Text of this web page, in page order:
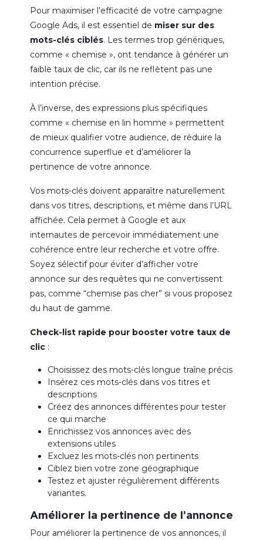
Pour maximiser l’efficacité de votre campagne
Google Ads, il est essentiel de miser sur des
mots-clés ciblés. Les termes trop génériques,
comme « chemise », ont tendance à générer un
faible taux de clic, car ils ne reflètent pas une
intention précise.
À l’inverse, des expressions plus spécifiques
comme « chemise en lin homme » permettent
de mieux qualifier votre audience, de réduire la
concurrence superflue et d’améliorer la
pertinence de votre annonce.
Vos mots-clés doivent apparaître naturellement
dans vos titres, descriptions, et même dans l’URL
affichée. Cela permet à Google et aux
internautes de percevoir immédiatement une
cohérence entre leur recherche et votre offre.
Soyez sélectif pour éviter d’afficher votre
annonce sur des requêtes qui ne convertissent
pas, comme “chemise pas cher” si vous proposez
du haut de gamme.
Check-list rapide pour booster votre taux de
clic:
Choisissez des mots-clés longue traîne précis
Insérez ces mots-clés dans vos titres et
descriptions
Créez des annonces différentes pour tester
ce qui marche
Enrichissez vos annonces avec des
extensions utiles
Excluez les mots-clés non pertinents
Ciblez bien votre zone géographique
Testez et ajuster régulièrement différents
variantes.
Améliorer la pertinence de l’annonce
Pour améliorer la pertinence de vos annonces, il